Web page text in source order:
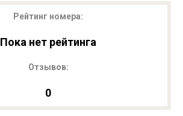
Рейтинг номера:
Пока нет рейтинга
Отзывов:
0